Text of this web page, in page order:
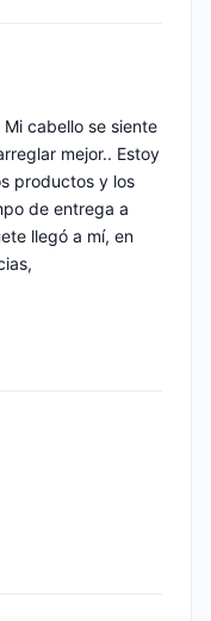
cabello se siente
mejor.. Estoy
productos y los
de entrega a
llegó a mí, en